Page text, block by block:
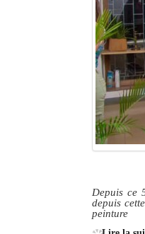
Le Nord de Madagascar
Depuis ce
depuis
peinture